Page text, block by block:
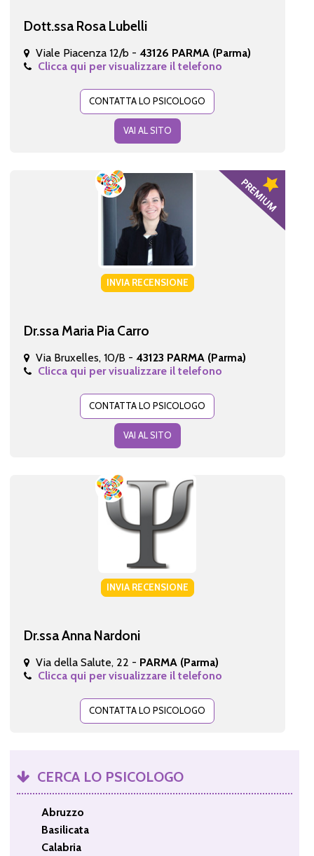
Dott.ssa Rosa Lubelli
Viale Piacenza 12/b - 43126 PARMA (Parma)
Clicca qui per visualizzare il telefono
CONTATTA LO PSICOLOGO
VAI AL SITO
INVIA RECENSIONE
Dr.ssa Maria Pia Carro
Via Bruxelles, 10/B - 43123 PARMA (Parma)
Clicca qui per visualizzare il telefono
CONTATTA LO PSICOLOGO
VAI AL SITO
INVIA RECENSIONE
Dr.ssa Anna Nardoni
Via della Salute, 22 - PARMA (Parma)
Clicca qui per visualizzare il telefono
CONTATTA LO PSICOLOGO
CERCA LO PSICOLOGO
Abruzzo
Basilicata
Calabria